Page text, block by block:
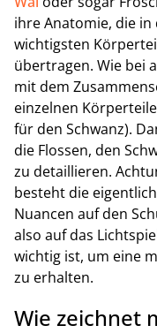
ihre Anatomie, die in
wichtigsten
übertragen. Wie bei
mit dem
einzelnen
für den Schwanz).
die Flossen, den
zu detaillieren.
besteht die
Nuancen auf den
also auf das
wichtig ist, um eine
zu erhalten.
Wie zeichnet